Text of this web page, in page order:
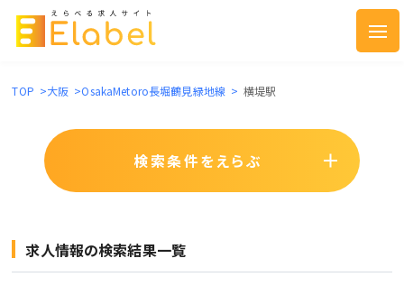
TOP >大阪 >OsakaMetoro長堀鶴見緑地線 > 横堤駅
求人情報の検索結果一覧
検索条件をえらぶ